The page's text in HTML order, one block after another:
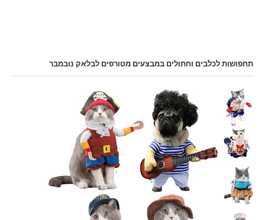
תחפושות לכלבים וחתולים במבצעים מטורפים לבלאק נובמבר